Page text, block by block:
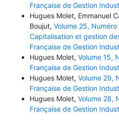
Française de Gestion
Hugues Molet, Emmanuel
Boujut, Volume 25,
Capitalisation et gestion
Française de Gestion
Hugues Molet, Volume 15,
Française de Gestion
Hugues Molet, Volume 29,
Française de Gestion
Hugues Molet, Volume 28,
Française de Gestion